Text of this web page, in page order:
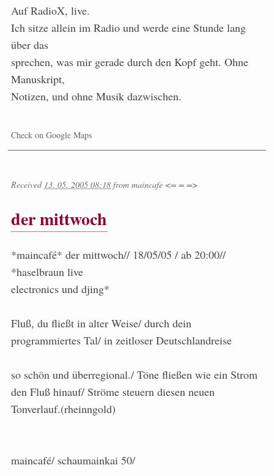
Auf RadioX, live.
Ich sitze allein im Radio und werde eine Stunde lang
über das
sprechen, was mir gerade durch den Kopf geht. Ohne
Manuskript,
Notizen, und ohne Musik dazwischen.
Check on Google Maps
Received 13. 05. 2005 08:18 from maincafe <= = =>
der mittwoch
*maincafé* der mittwoch// 18/05/05 / ab 20:00//
*haselbraun live
electronics und djing*
Fluß, du fließt in alter Weise/ durch dein
programmiertes Tal/ in zeitloser Deutschlandreise
so schön und überregional./ Töne fließen wie ein Strom
den Fluß hinauf/ Ströme steuern diesen neuen
Tonverlauf.(rheinngold)
maincafé/ schaumainkai 50/